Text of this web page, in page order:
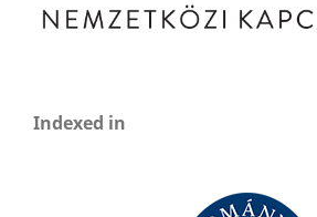
Indexed in